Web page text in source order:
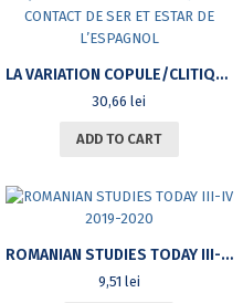
LA VARIATION COPULE/CLITIQUE SUJET EN ROMANI DU MEXIQUE AU CONTACT DE SER ET ESTAR DE L’ESPAGNOL
30,66lei
ADD TO CART
ROMANIAN STUDIES TODAY III-IV 2019-2020
9,51 lei